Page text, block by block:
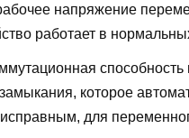
напряжение
работает в
способность
замыкания, которое
для